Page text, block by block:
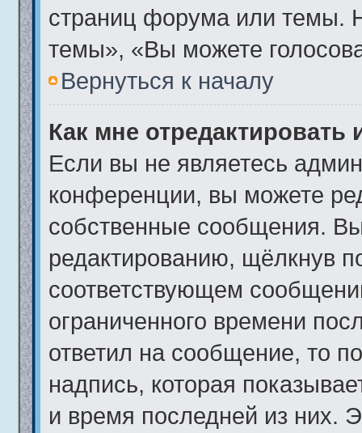
страниц форума или темы.
темы», «Вы можете
Вернуться к началу
Как мне
Если вы не являетесь
конференции, вы можете
собственные сообщения.
редактированию, щёлкнув
соответствующем
ограниченного времени
ответил на сообщение, то
надпись, которая
и время последней из них.